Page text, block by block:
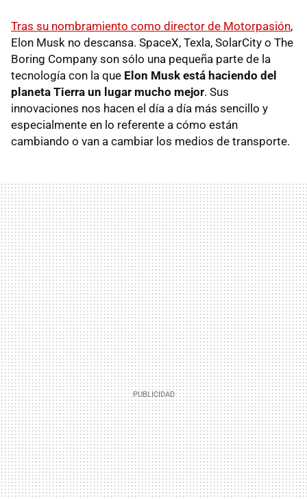
Tras su nombramiento como director de Motorpasión,
Elon Musk no descansa. SpaceX, Texla, SolarCity o The
Boring Company son sólo una pequeña parte de la
tecnología con la que Elon Musk está haciendo del
planeta Tierra un lugar mucho mejor. Sus
innovaciones nos hacen el día a día más sencillo y
especialmente en lo referente a cómo están
cambiando o van a cambiar los medios de transporte.